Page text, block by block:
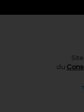
du